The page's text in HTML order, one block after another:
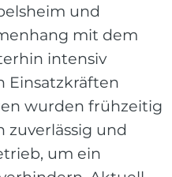
und
mit dem
intensiv
Einsatzkräften
wurden frühzeitig
und
um ein